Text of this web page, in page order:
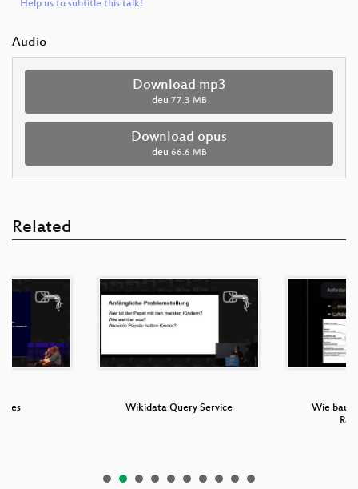
Help us to subtitle this talk!
Audio
Download mp3
deu 77.3 MB
Download opus
deu 66.6 MB
Related
Wikidata Query Service
Wie baut